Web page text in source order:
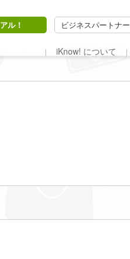
ル！
ビジネスパートナー
iKnow! について